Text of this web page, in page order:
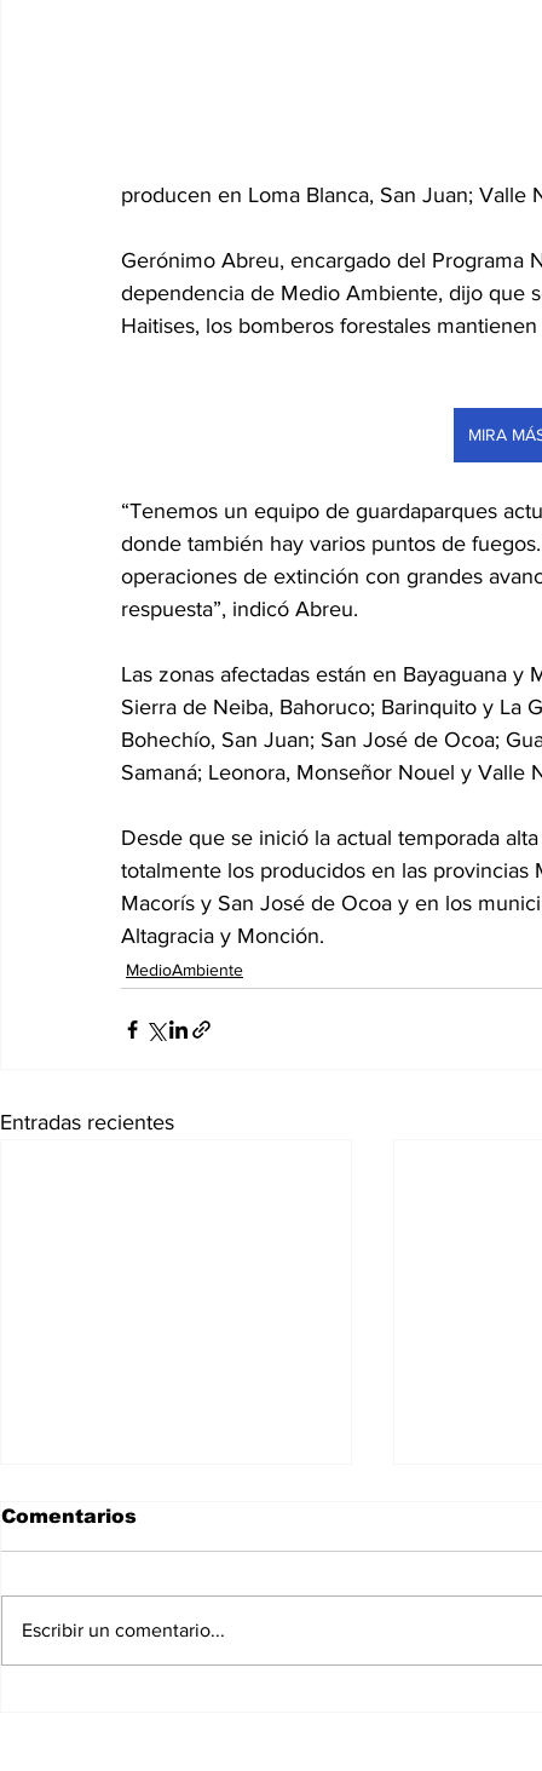
producen en Loma Blanca, San Juan; Valle
Gerónimo Abreu, encargado del Programa
dependencia de Medio Ambiente, dijo que
Haitises, los bomberos forestales
MIRA
“Tenemos un equipo de guardaparques
donde también hay varios puntos de
operaciones de extinción con grandes
respuesta”, indicó Abreu.
Las zonas afectadas están en Bayaguana
Sierra de Neiba, Bahoruco; Barinquito y La
Bohechío, San Juan; San José de Ocoa;
Samaná; Leonora, Monseñor Nouel y Valle
Desde que se inició la actual temporada
totalmente los producidos en las
Macorís y San José de Ocoa y en los
Altagracia y Monción.
MedioAmbiente
Entradas recientes
Comentarios
Escribir un comentario...